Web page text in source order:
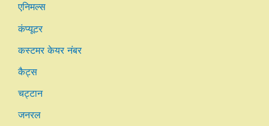
एनिमल्स
कंप्यूटर
कस्टमर केयर नंबर
कैट्स
चट्टान
जनरल